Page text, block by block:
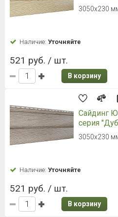
3050х230
Наличие: Уточняйте
521 руб. / шт.
В корзину
Сайдинг
серия
3050х230
Наличие: Уточняйте
521 руб. / шт.
В корзину